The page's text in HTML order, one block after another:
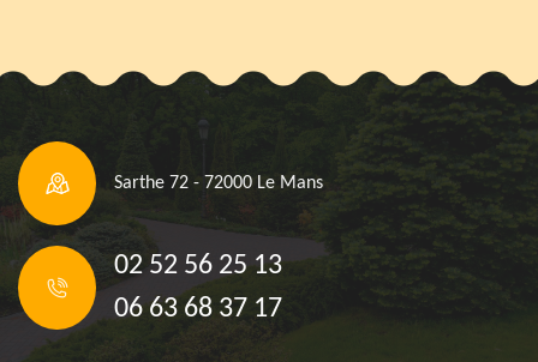
Sarthe 72 - 72000 Le Mans
02 52 56 25 13
06 63 68 37 17